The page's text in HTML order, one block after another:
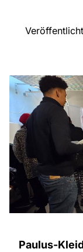
Paulus-